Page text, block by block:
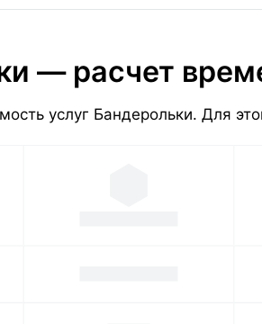
— расчет
услуг Бандерольки. Для